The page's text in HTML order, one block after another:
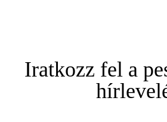
Iratkozz fel a